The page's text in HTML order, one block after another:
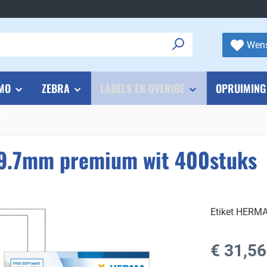
ZEBRA LABELS EN OVERIGE OPRUIMING
premium wit 400stuks
Etiket
Normale prijs:
€ 31,56